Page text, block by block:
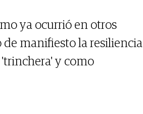
ya ocurrió en otros
manifiesto la resiliencia
y como